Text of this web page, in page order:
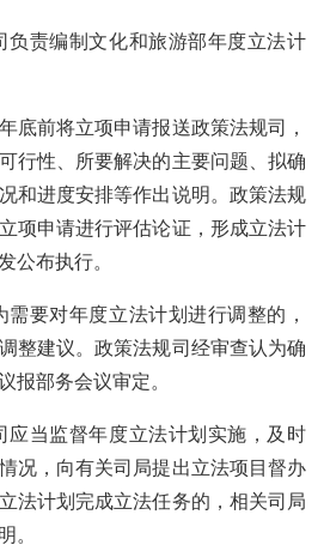
负责编制文化和旅游部年度立法计
底前将立项申请报送政策法规司，
行性、所要解决的主要问题、拟确
和进度安排等作出说明。政策法规
项申请进行评估论证，形成立法计
公布执行。
需要对年度立法计划进行调整的，
整建议。政策法规司经审查认为确
报部务会议审定。
应当监督年度立法计划实施，及时
况，向有关司局提出立法项目督办
法计划完成立法任务的，相关司局
。